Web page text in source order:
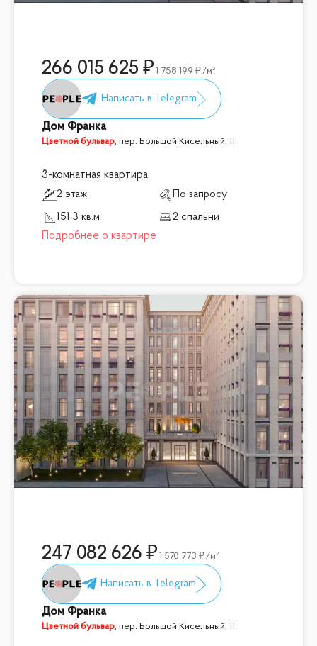
266 015 625 1 758 199 /м²
Дом Франка
Цветной бульвар,пер. Большой Кисельный, 11
3-комнатная квартира
2 этаж
По запросу
151.3 кв.м
2 спальни
247 082 626 1 570 773 /м²
Дом Франка
Цветной бульвар, пер. Большой Кисельный, 11